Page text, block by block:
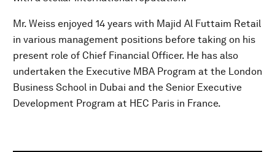
Mr. Weiss enjoyed 14 years with Majid Al Futtaim Retail
in various management positions before taking on his
present role of Chief Financial Officer. He has also
undertaken the Executive MBA Program at the London
Business School in Dubai and the Senior Executive
Development Program at HEC Paris in France.